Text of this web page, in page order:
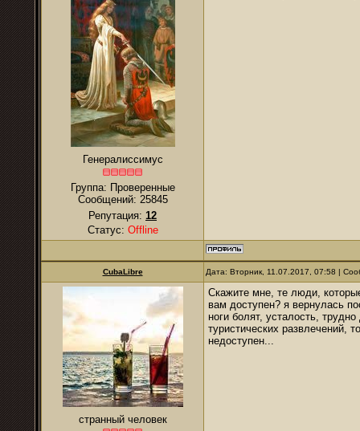
Генералиссимус
Группа: Проверенные
Сообщений: 25845
Репутация: 12
Статус: Offline
CubaLibre Дата: Вторник, 11.07.2017, 07:58 |
странный человек
Скажите мне, те люди,
вам доступен? я вернулась
ноги болят, усталость,
туристических развлечений,
недоступен...